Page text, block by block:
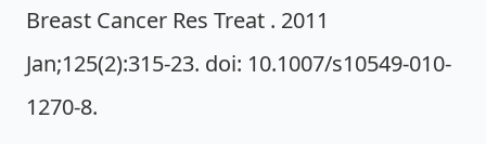
Breast Cancer Res Treat . 2011
Jan;125(2):315-23. doi: 10.1007/s10549-010-
1270-8.